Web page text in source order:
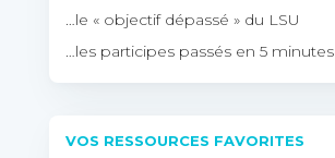
…le « objectif dépassé » du LSU
…les participes passés en 5 minutes
VOS RESSOURCES FAVORITES